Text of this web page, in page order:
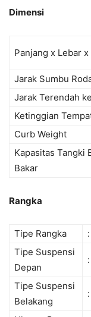
Dimensi
Panjang x Lebar
Jarak Sumbu
Jarak Terendah
Ketinggian
Curb Weight
Kapasitas Tangki
Bakar
Rangka
Tipe Rangka :
Tipe Suspensi
Depan
:
Tipe Suspensi
Belakang
: